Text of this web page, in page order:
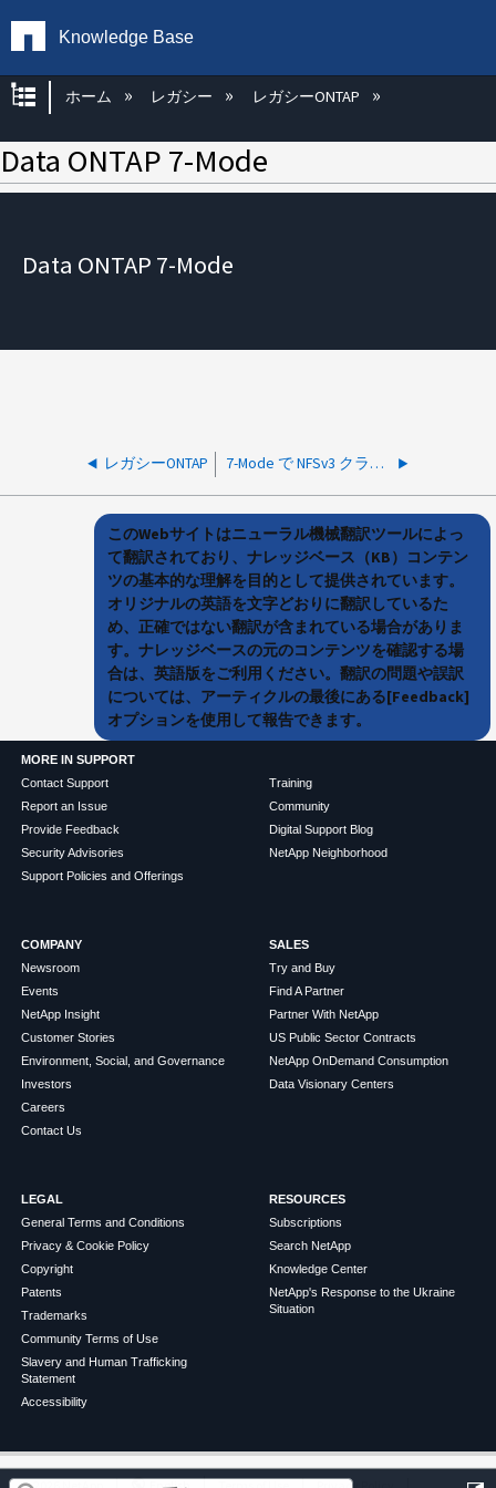
Knowledge Base
グローバル階層を展開/折りたたむ
ホーム レガシー レガシーONTAP
Data ONTAP 7-Mode
Data ONTAP 7-Mode
レガシーONTAP 7-Mode で NFSv3 クライアントの「 f 」コマンドがハングします
このWebサイトはニューラル機械翻訳ツールによっ
て翻訳されており、ナレッジベース（KB）コンテン
ツの基本的な理解を目的として提供されています。
オリジナルの英語を文字どおりに翻訳しているた
め、正確ではない翻訳が含まれている場合がありま
す。ナレッジベースの元のコンテンツを確認する場
合は、英語版をご利用ください。翻訳の問題や誤訳
については、アーティクルの最後にある[Feedback]
オプションを使用して報告できます。
MORE IN SUPPORT
Contact Support
Report an Issue
Provide Feedback
Security Advisories
Support Policies and Offerings
Training
Community
Digital Support Blog
NetApp Neighborhood
COMPANY
Newsroom
Events
NetApp Insight
Customer Stories
Environment, Social, and Governance
Investors
Careers
Contact Us
SALES
Try and Buy
Find A Partner
Partner With NetApp
US Public Sector Contracts
NetApp OnDemand Consumption
Data Visionary Centers
LEGAL
General Terms and Conditions
Privacy & Cookie Policy
Copyright
Patents
Trademarks
Community Terms of Use
Slavery and Human Trafficking
Statement
Accessibility
RESOURCES
Subscriptions
Search NetApp
Knowledge Center
NetApp's Response to the Ukraine
Situation